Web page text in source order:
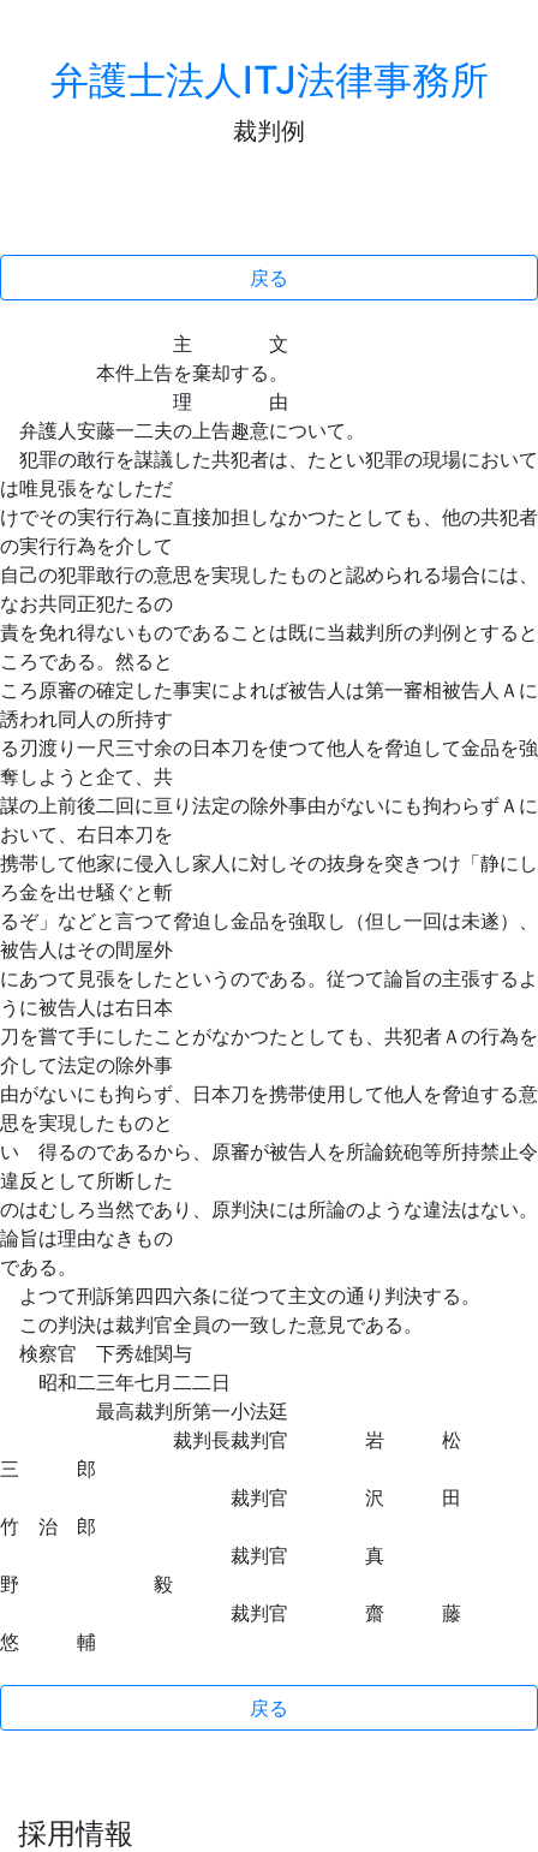
弁護士法人ITJ法律事務所
裁判例
戻る
主 文
本件上告を棄却する。
理 由
弁護人安藤一二夫の上告趣意について。
犯罪の敢行を謀議した共犯者は、たとい犯罪の現場において
は唯見張をなしただ
けでその実行行為に直接加担しなかつたとしても、他の共犯者
の実行行為を介して
自己の犯罪敢行の意思を実現したものと認められる場合には、
なお共同正犯たるの
責を免れ得ないものであることは既に当裁判所の判例とすると
ころである。然ると
ころ原審の確定した事実によれば被告人は第一審相被告人Ａに
誘われ同人の所持す
る刃渡り一尺三寸余の日本刀を使つて他人を脅迫して金品を強
奪しようと企て、共
謀の上前後二回に亘り法定の除外事由がないにも拘わらずＡに
おいて、右日本刀を
携帯して他家に侵入し家人に対しその抜身を突きつけ「静にし
ろ金を出せ騒ぐと斬
るぞ」などと言つて脅迫し金品を強取し（但し一回は未遂）、
被告人はその間屋外
にあつて見張をしたというのである。従つて論旨の主張するよ
うに被告人は右日本
刀を嘗て手にしたことがなかつたとしても、共犯者Ａの行為を
介して法定の除外事
由がないにも拘らず、日本刀を携帯使用して他人を脅迫する意
思を実現したものと
いゝ得るのであるから、原審が被告人を所論銃砲等所持禁止令
違反として所断した
のはむしろ当然であり、原判決には所論のような違法はない。
論旨は理由なきもの
である。
よつて刑訴第四四六条に従つて主文の通り判決する。
この判決は裁判官全員の一致した意見である。
検察官 下秀雄関与
昭和二三年七月二二日
最高裁判所第一小法廷
裁判長裁判官 岩 松
三 郎
裁判官 沢 田
竹 治 郎
裁判官 真
野 毅
裁判官 齋 藤
悠 輔
戻る
採用情報